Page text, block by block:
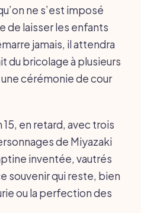
ne s’est imposé
de laisser les enfants
jamais, il attendra
du bricolage à plusieurs
cérémonie de cour
15, en retard, avec trois
de Miyazaki
inventée, vautrés
souvenir qui reste, bien
ou la perfection des